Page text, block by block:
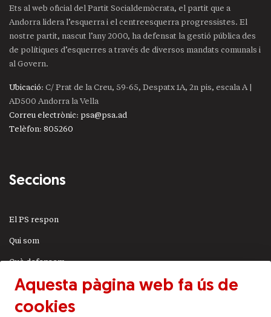
Ets al web oficial del Partit Socialdemòcrata, el partit que a
Andorra lidera l’esquerra i el centreesquerra progressistes. El
nostre partit, nascut l’any 2000, ha defensat la gestió pública des
de polítiques d’esquerres a través de diversos mandats comunals i
al Govern.
Ubicació: C/ Prat de la Creu, 59-65, Despatx 1A, 2n pis, escala A |
AD500 Andorra la Vella
Correu electrònic: psa@psa.ad
Telèfon: 805260
Seccions
El PS respon
Qui som
Què defensem
Actualitat
JSA
Aquesta pàgina web fa ús de
cookies